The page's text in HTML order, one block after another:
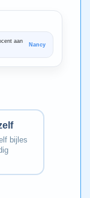
aan
Nancy
bijles